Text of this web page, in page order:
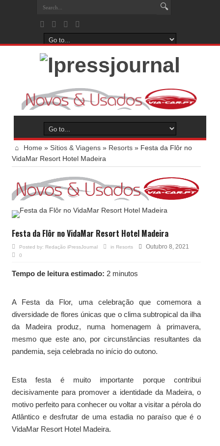
Home » Sítios & Viagens » Resorts » Festa da Flôr no
VidaMar Resort Hotel Madeira
Festa da Flôr no VidaMar Resort Hotel Madeira
Posted by: Redação iPressJournal in Resorts Outubro 8, 2021
0
Tempo de leitura estimado: 2 minutos
A Festa da Flor, uma celebração que comemora a
diversidade de flores únicas que o clima subtropical da ilha
da Madeira produz, numa homenagem à primavera,
mesmo que este ano, por circunstâncias resultantes da
pandemia, seja celebrada no início do outono.
Esta festa é muito importante porque contribui
decisivamente para promover a identidade da Madeira, o
motivo perfeito para conhecer ou voltar a visitar a pérola do
Atlântico e desfrutar de uma estadia no paraíso que é o
VidaMar Resort Hotel Madeira.